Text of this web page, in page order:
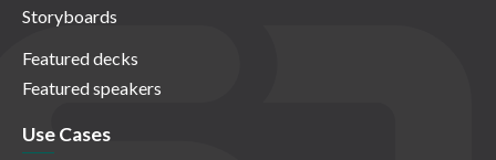
Storyboards
Featured decks
Featured speakers
Use Cases